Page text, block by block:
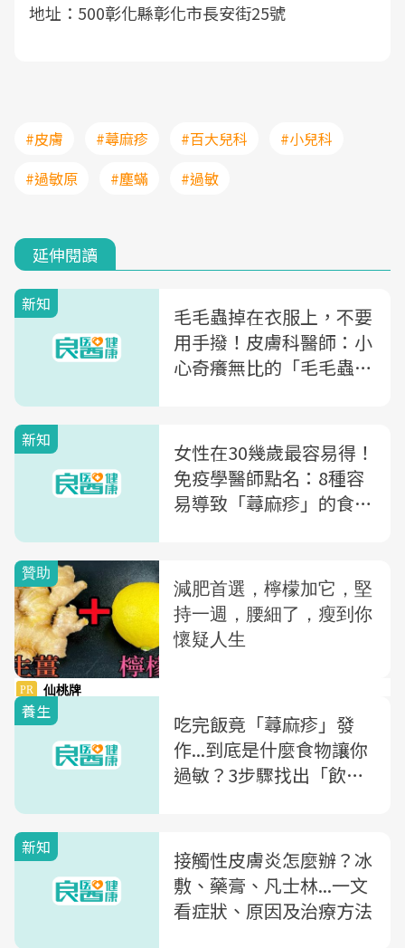
地址：500彰化縣彰化市長安街25號
#皮膚 #蕁麻疹 #百大兒科
#小兒科
#過敏原
#塵蟎 #過敏
延伸閱讀
新知
毛毛蟲掉在衣服上，不要
用手撥！皮膚科醫師：小
心奇癢無比的「毛毛蟲皮
新知
女性在30幾歲最容易得！
免疫學醫師點名：8種容
易導致「蕁麻疹」的食物
養生
吃完飯竟「蕁麻疹」發
作...到底是什麼食物讓你
過敏？3步驟找出「飲食
新知
接觸性皮膚炎怎麼辦？冰
敷、藥膏、凡士林...一文
看症狀、原因及治療方法